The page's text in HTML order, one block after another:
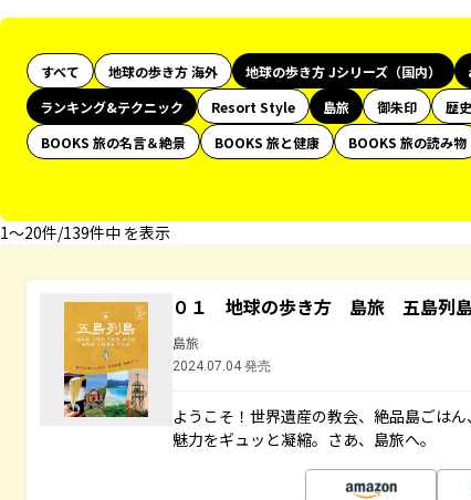
すべて 地球の歩き方 海外 地球の歩き方 Jシリーズ（国内）
ランキング&テクニック
Resort Style 島旅 御朱印 歴
BOOKS 旅の名言＆絶景
BOOKS 旅と健康 BOOKS 旅の読み物
1〜20件/139件中 を表示
０１ 地球の歩き方 島旅 五島列
島旅
2024.07.04 発売
ようこそ！世界遺産の教会、絶品島ごは
魅力をギュッと凝縮。さあ、島旅へ。